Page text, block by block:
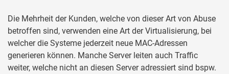
Die Mehrheit der Kunden, welche von dieser Art von Abuse
betroffen sind, verwenden eine Art der Virtualisierung, bei
welcher die Systeme jederzeit neue MAC-Adressen
generieren können. Manche Server leiten auch Traffic
weiter, welche nicht an diesen Server adressiert sind bspw.